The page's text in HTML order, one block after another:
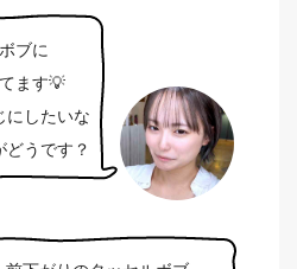
ブに
ます💡
にしたいな
どうです？